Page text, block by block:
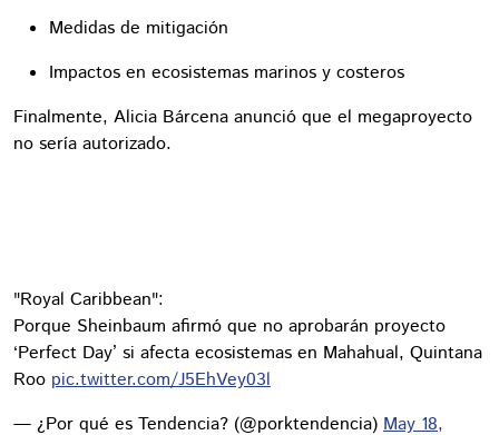
Medidas de mitigación
Impactos en ecosistemas marinos y costeros
Finalmente, Alicia Bárcena anunció que el megaproyecto
no sería autorizado.
"Royal Caribbean":
Porque Sheinbaum afirmó que no aprobarán proyecto
‘Perfect Day’ si afecta ecosistemas en Mahahual, Quintana
Roo pic.twitter.com/J5EhVey03l
— ¿Por qué es Tendencia? (@porktendencia) May 18,